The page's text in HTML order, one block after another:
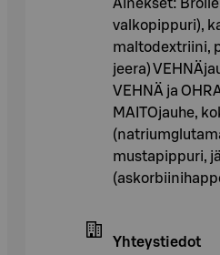
Ainekset:
valkopippuri),
maltodextriini,
jeera)
VEHNÄ ja
MAITOjauhe,
mustapippuri,
Yhteystiedot